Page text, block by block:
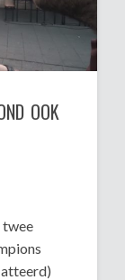
OOK
twee